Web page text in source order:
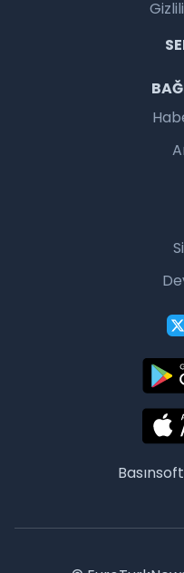
Basınsoft